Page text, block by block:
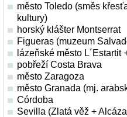
město Toledo (směs
kultury)
horský klášter Montserrat
Figueras (muzeum
lázeňské město L´Estartit
pobřeží Costa Brava
město Zaragoza
město Granada (mj.
Córdoba
Sevilla (Zlatá věž +